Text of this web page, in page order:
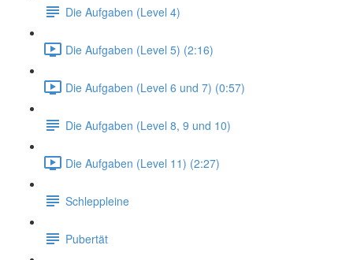
Die Aufgaben (Level 4)
Die Aufgaben (Level 5) (2:16)
Die Aufgaben (Level 6 und 7) (0:57)
Die Aufgaben (Level 8, 9 und 10)
Die Aufgaben (Level 11) (2:27)
Schleppleine
Pubertät